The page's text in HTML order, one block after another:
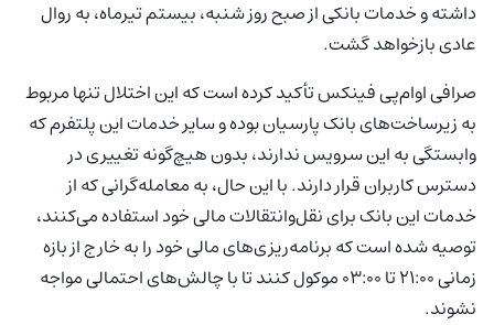
داشته و خدمات بانکی از صبح روز شنبه، بیستم تیرماه، به روال
عادی بازخواهد گشت.
صرافی او‌ام‌پی فینکس تأکید کرده است که این اختلال تنها مربوط
به زیرساخت‌های بانک پارسیان بوده و سایر خدمات این پلتفرم که
وابستگی به این سرویس ندارند، بدون هیچ‌گونه تغییری در
دسترس کاربران قرار دارند. با این حال، به معامله‌گرانی که از
خدمات این بانک برای نقل‌وانتقالات مالی خود استفاده می‌کنند،
توصیه شده است که برنامه‌ریزی‌های مالی خود را به خارج از بازه
زمانی ۲۱:۰۰ تا ۰۳:۰۰ موکول کنند تا با چالش‌های احتمالی مواجه
نشوند.